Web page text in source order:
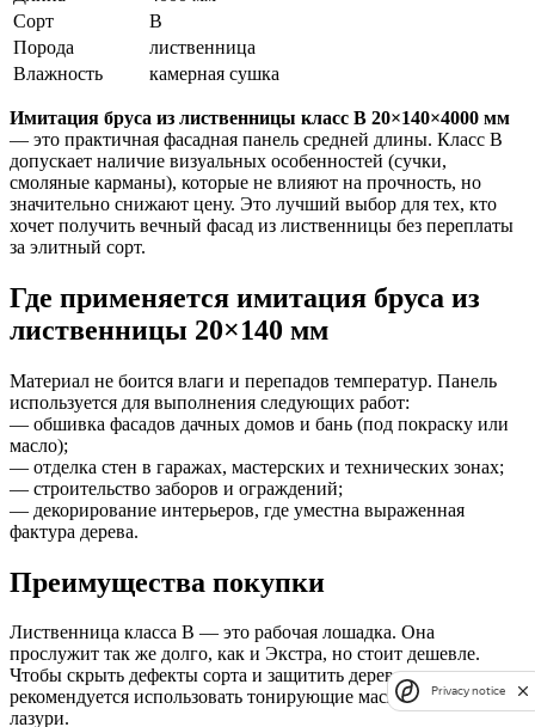
Сорт
В
Порода
лиственница
Влажность
камерная сушка
Имитация бруса из лиственницы класс В 20×140×4000 мм
— это практичная фасадная панель средней длины. Класс В
допускает наличие визуальных особенностей (сучки,
смоляные карманы), которые не влияют на прочность, но
значительно снижают цену. Это лучший выбор для тех, кто
хочет получить вечный фасад из лиственницы без переплаты
за элитный сорт.
Где применяется имитация бруса из
лиственницы 20×140 мм
Материал не боится влаги и перепадов температур. Панель
используется для выполнения следующих работ:
— обшивка фасадов дачных домов и бань (под покраску или
масло);
— отделка стен в гаражах, мастерских и технических зонах;
— строительство заборов и ограждений;
— декорирование интерьеров, где уместна выраженная
фактура дерева.
Преимущества покупки
Лиственница класса В — это рабочая лошадка. Она
прослужит так же долго, как и Экстра, но стоит дешевле.
Чтобы скрыть дефекты сорта и защитить дерево от солнца,
рекомендуется использовать тонирующие масла или фасадные
лазури.
Privacy notice